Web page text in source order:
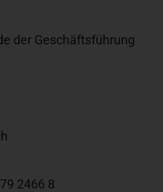
der Geschäftsführung
2466 8